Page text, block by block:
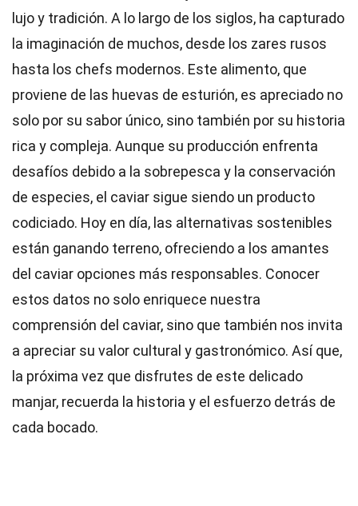
lujo y tradición. A lo largo de los siglos, ha capturado
la imaginación de muchos, desde los zares rusos
hasta los chefs modernos. Este alimento, que
proviene de las huevas de esturión, es apreciado no
solo por su sabor único, sino también por su historia
rica y compleja. Aunque su producción enfrenta
desafíos debido a la sobrepesca y la conservación
de especies, el caviar sigue siendo un producto
codiciado. Hoy en día, las alternativas sostenibles
están ganando terreno, ofreciendo a los amantes
del caviar opciones más responsables. Conocer
estos datos no solo enriquece nuestra
comprensión del caviar, sino que también nos invita
a apreciar su valor cultural y gastronómico. Así que,
la próxima vez que disfrutes de este delicado
manjar, recuerda la historia y el esfuerzo detrás de
cada bocado.